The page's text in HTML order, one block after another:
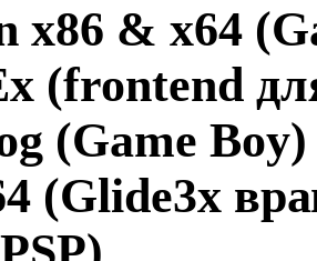
x86 & x64
(frontend
(Game Boy)
(Glide3x